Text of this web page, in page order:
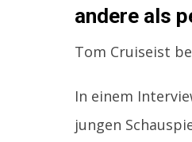
andere als
Tom Cruiseist
In einem
jungen